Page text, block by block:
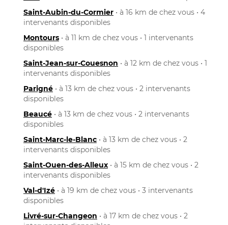
Saint-Aubin-du-Cormier • à 16 km de chez vous • 4
intervenants disponibles
Montours • à 11 km de chez vous • 1 intervenants
disponibles
Saint-Jean-sur-Couesnon • à 12 km de chez vous • 1
intervenants disponibles
Parigné • à 13 km de chez vous • 2 intervenants
disponibles
Beaucé • à 13 km de chez vous • 2 intervenants
disponibles
Saint-Marc-le-Blanc • à 13 km de chez vous • 2
intervenants disponibles
Saint-Ouen-des-Alleux • à 15 km de chez vous • 2
intervenants disponibles
Val-d'Izé • à 19 km de chez vous • 3 intervenants
disponibles
Livré-sur-Changeon • à 17 km de chez vous • 2